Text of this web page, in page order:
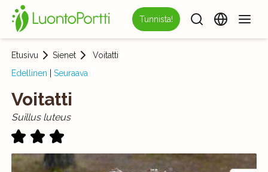
Tunnista!
Etusivu Sienet
Voitatti
Edellinen
Seuraava
Voitatti
Suillus luteus